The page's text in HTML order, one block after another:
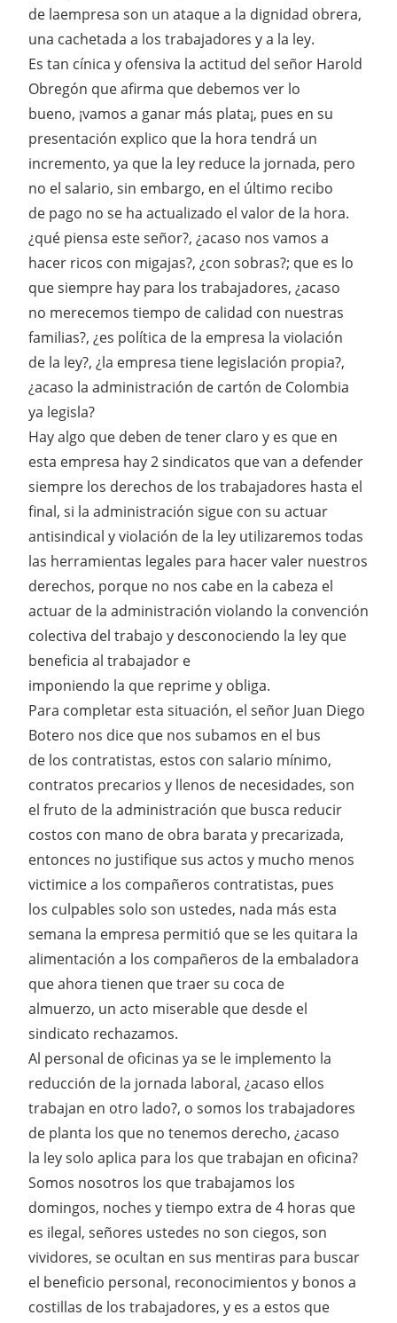
de laempresa son un ataque a la dignidad obrera,
una cachetada a los trabajadores y a la ley.
Es tan cínica y ofensiva la actitud del señor Harold
Obregón que afirma que debemos ver lo
bueno, ¡vamos a ganar más plata¡, pues en su
presentación explico que la hora tendrá un
incremento, ya que la ley reduce la jornada, pero
no el salario, sin embargo, en el último recibo
de pago no se ha actualizado el valor de la hora.
¿qué piensa este señor?, ¿acaso nos vamos a
hacer ricos con migajas?, ¿con sobras?; que es lo
que siempre hay para los trabajadores, ¿acaso
no merecemos tiempo de calidad con nuestras
familias?, ¿es política de la empresa la violación
de la ley?, ¿la empresa tiene legislación propia?,
¿acaso la administración de cartón de Colombia
ya legisla?
Hay algo que deben de tener claro y es que en
esta empresa hay 2 sindicatos que van a defender
siempre los derechos de los trabajadores hasta el
final, si la administración sigue con su actuar
antisindical y violación de la ley utilizaremos todas
las herramientas legales para hacer valer nuestros
derechos, porque no nos cabe en la cabeza el
actuar de la administración violando la convención
colectiva del trabajo y desconociendo la ley que
beneficia al trabajador e
imponiendo la que reprime y obliga.
Para completar esta situación, el señor Juan Diego
Botero nos dice que nos subamos en el bus
de los contratistas, estos con salario mínimo,
contratos precarios y llenos de necesidades, son
el fruto de la administración que busca reducir
costos con mano de obra barata y precarizada,
entonces no justifique sus actos y mucho menos
victimice a los compañeros contratistas, pues
los culpables solo son ustedes, nada más esta
semana la empresa permitió que se les quitara la
alimentación a los compañeros de la embaladora
que ahora tienen que traer su coca de
almuerzo, un acto miserable que desde el
sindicato rechazamos.
Al personal de oficinas ya se le implemento la
reducción de la jornada laboral, ¿acaso ellos
trabajan en otro lado?, o somos los trabajadores
de planta los que no tenemos derecho, ¿acaso
la ley solo aplica para los que trabajan en oficina?
Somos nosotros los que trabajamos los
domingos, noches y tiempo extra de 4 horas que
es ilegal, señores ustedes no son ciegos, son
vividores, se ocultan en sus mentiras para buscar
el beneficio personal, reconocimientos y bonos a
costillas de los trabajadores, y es a estos que